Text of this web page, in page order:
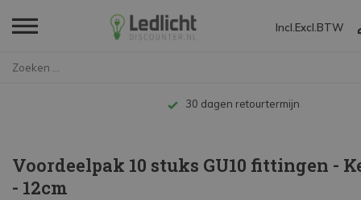
Incl. Excl. BTW
30 dagen retourtermijn
Voordeelpak 10 stuks GU10 fittingen -
- 12cm